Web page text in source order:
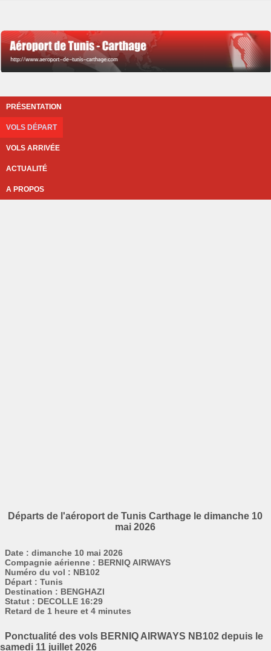
PRÉSENTATION
VOLS DÉPART
VOLS ARRIVÉE
ACTUALITÉ
A PROPOS
Départs de l'aéroport de Tunis Carthage le dimanche 10
mai 2026
Date : dimanche 10 mai 2026
Compagnie aérienne : BERNIQ AIRWAYS
Numéro du vol : NB102
Départ : Tunis
Destination : BENGHAZI
Statut : DECOLLE 16:29
Retard de 1 heure et 4 minutes
Ponctualité des vols BERNIQ AIRWAYS NB102 depuis le
samedi 11 juillet 2026